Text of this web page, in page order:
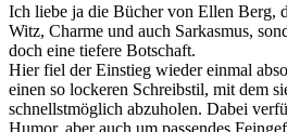
Ich liebe ja die Bücher von Ellen Berg,
Witz, Charme und auch Sarkasmus,
doch eine tiefere Botschaft.
Hier fiel der Einstieg wieder einmal
einen so lockeren Schreibstil, mit dem
schnellstmöglich abzuholen. Dabei
Humor, aber auch um passendes